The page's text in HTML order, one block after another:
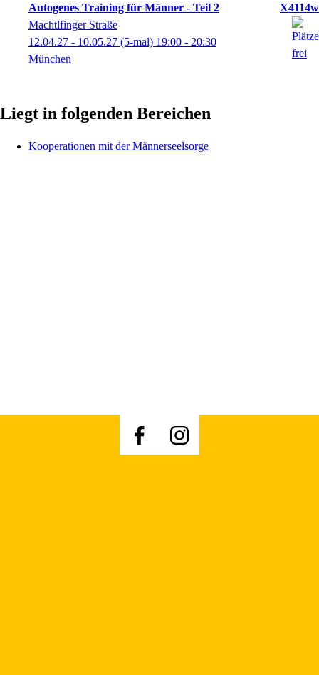
Autogenes Training für Männer - Teil 2
X4114w
Machtlfinger Straße
12.04.27 - 10.05.27 (5-mal) 19:00 - 20:30
München
Liegt in folgenden Bereichen
Kooperationen mit der Männerseelsorge